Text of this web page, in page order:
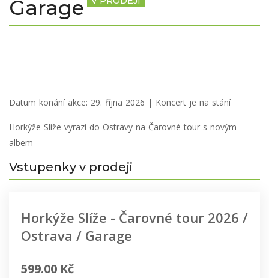
Garage
Datum konání akce: 29. října 2026 | Koncert je na stání
Horkýže Slíže vyrazí do Ostravy na Čarovné tour s novým
albem
Vstupenky v prodeji
Horkýže Slíže - Čarovné tour 2026 /
Ostrava / Garage
599.00 Kč